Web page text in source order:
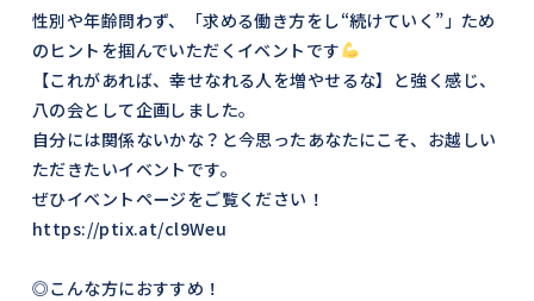
性別や年齢問わず、「求める働き方をし“続けていく”」ため
のヒントを掴んでいただくイベントです
【これがあれば、幸せなれる人を増やせるな】と強く感じ、
八の会として企画しました。
自分には関係ないかな？と今思ったあなたにこそ、お越しい
ただきたいイベントです。
ぜひイベントページをご覧ください！
https://ptix.at/cl9Weu
◎こんな方におすすめ！